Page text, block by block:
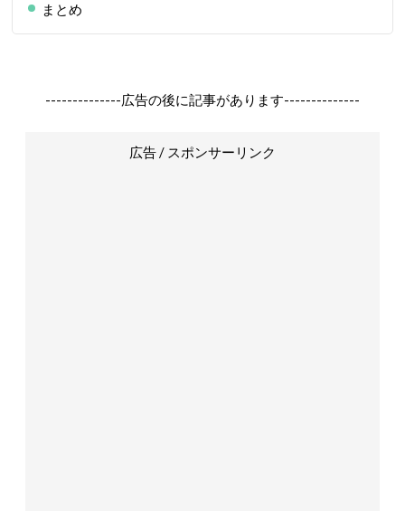
まとめ
--------------広告の後に記事があります--------------
広告 / スポンサーリンク